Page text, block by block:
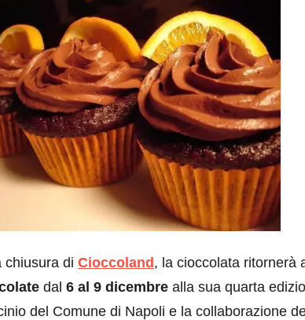
chiusura di Cioccoland, la cioccolata ritornerà
dal 6 al 9 dicembre alla sua quarta
del Comune di Napoli e la collaborazione